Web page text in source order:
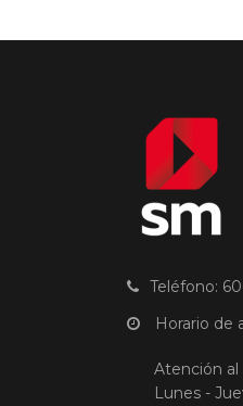
Teléfono:
Horario de
Atención al
Lunes -